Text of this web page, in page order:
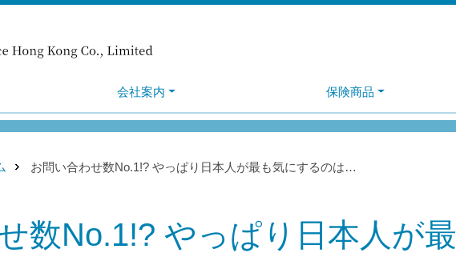
会社案内 保険商品
お問い合わせ数No.1!? やっぱり日本人が最も気にするのは…
数No.1!? やっぱり日本人が最